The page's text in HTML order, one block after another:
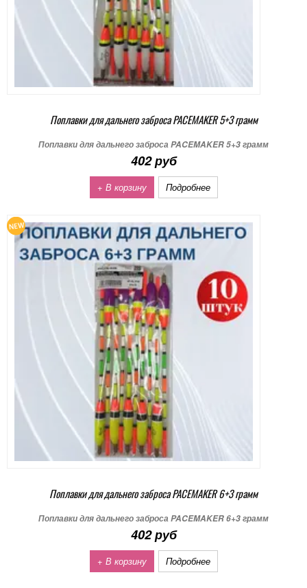
Поплавки для дальнего заброса PACEMAKER 5+3 грамм
Поплавки для дальнего заброса PACEMAKER 5+3 грамм
402 руб
+ В корзину Подробнее
Поплавки для дальнего заброса PACEMAKER 6+3 грамм
Поплавки для дальнего заброса PACEMAKER 6+3 грамм
402 руб
+ В корзину Подробнее